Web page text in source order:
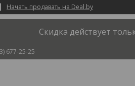
Начать продавать на Deal.by
Скидка действует
677-25-25